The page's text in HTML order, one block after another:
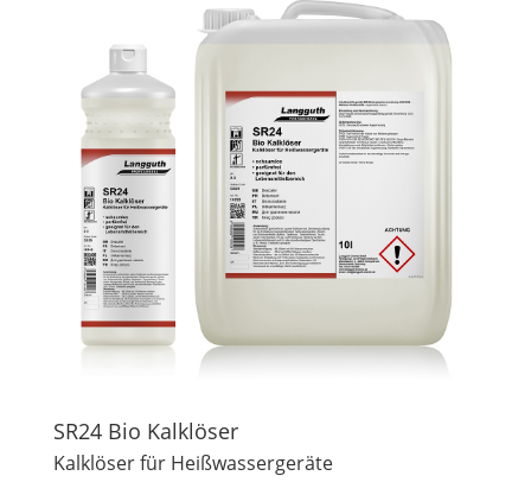
SR24 Bio Kalklöser
Kalklöser für Heißwassergeräte